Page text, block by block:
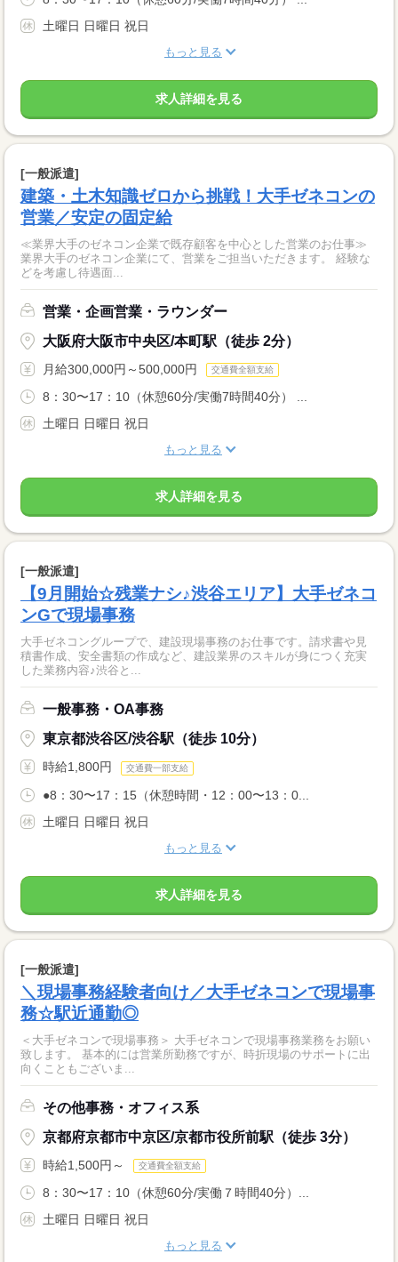
土曜日 日曜日 祝日
もっと見る
求人詳細を見る
[一般派遣]
建築・土木知識ゼロから挑戦！大手ゼネコンの
営業／安定の固定給
≪業界大手のゼネコン企業で既存顧客を中心とした営業のお仕事≫
業界大手のゼネコン企業にて、営業をご担当いただきます。 経験な
どを考慮し待遇面...
営業・企画営業・ラウンダー
大阪府大阪市中央区/本町駅（徒歩 2分）
月給300,000円～500,000円 交通費全額支給
8：30〜17：10（休憩60分/実働7時間40分） ...
土曜日 日曜日 祝日
もっと見る
求人詳細を見る
[一般派遣]
【9月開始☆残業ナシ♪渋谷エリア】大手ゼネコ
ンGで現場事務
大手ゼネコングループで、建設現場事務のお仕事です。請求書や見
積書作成、安全書類の作成など、建設業界のスキルが身につく充実
した業務内容♪渋谷と...
一般事務・OA事務
東京都渋谷区/渋谷駅（徒歩 10分）
時給1,800円 交通費一部支給
●8：30〜17：15（休憩時間・12：00〜13：0...
土曜日 日曜日 祝日
もっと見る
求人詳細を見る
[一般派遣]
＼現場事務経験者向け／大手ゼネコンで現場事
務☆駅近通勤◎
＜大手ゼネコンで現場事務＞ 大手ゼネコンで現場事務業務をお願い
致します。 基本的には営業所勤務ですが、時折現場のサポートに出
向くこともございま...
その他事務・オフィス系
京都府京都市中京区/京都市役所前駅（徒歩 3分）
時給1,500円～ 交通費全額支給
8：30〜17：10（休憩60分/実働７時間40分）...
土曜日 日曜日 祝日
もっと見る